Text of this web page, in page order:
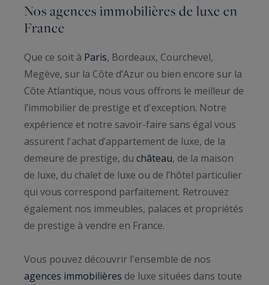
Nos agences immobilières de luxe en
France
Que ce soit à Paris, Bordeaux, Courchevel,
Megève, sur la Côte d’Azur ou bien encore sur la
Côte Atlantique, nous vous offrons le meilleur de
l’immobilier de prestige et d'exception. Notre
expérience et notre savoir-faire sans égal vous
assurent l'achat d’appartement de luxe, de la
demeure de prestige, du château, de la maison
de luxe, du chalet de luxe ou de l’hôtel particulier
qui vous correspond parfaitement. Retrouvez
également nos immeubles, palaces et propriétés
de prestige à vendre en France.
Vous pouvez découvrir l'ensemble de nos
agences immobilières de luxe situées dans toute